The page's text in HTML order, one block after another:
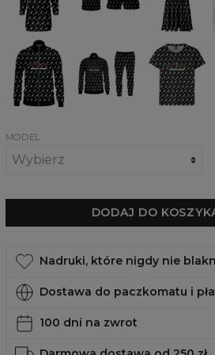
Offline
Bluza
dresowa
Offline
dresowy
Offline
Damski
shirt
Offline
MODEL
DODAJ DO
Nadruki, które nigdy nie
Dostawa do paczkomatu i
100 dni na zwrot